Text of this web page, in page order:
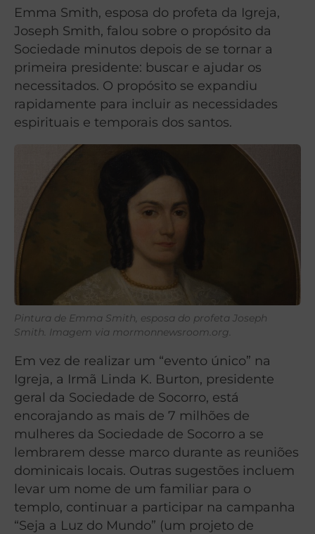
Emma Smith, esposa do profeta da Igreja,
Joseph Smith, falou sobre o propósito da
Sociedade minutos depois de se tornar a
primeira presidente: buscar e ajudar os
necessitados. O propósito se expandiu
rapidamente para incluir as necessidades
espirituais e temporais dos santos.
Pintura de Emma Smith, esposa do profeta Joseph
Smith. Imagem via mormonnewsroom.org.
Em vez de realizar um “evento único” na
Igreja, a Irmã Linda K. Burton, presidente
geral da Sociedade de Socorro, está
encorajando as mais de 7 milhões de
mulheres da Sociedade de Socorro a se
lembrarem desse marco durante as reuniões
dominicais locais. Outras sugestões incluem
levar um nome de um familiar para o
templo, continuar a participar na campanha
“Seja a Luz do Mundo” (um projeto de